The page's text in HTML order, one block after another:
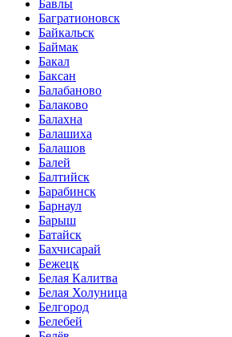
Бавлы
Багратионовск
Байкальск
Баймак
Бакал
Баксан
Балабаново
Балаково
Балахна
Балашиха
Балашов
Балей
Балтийск
Барабинск
Барнаул
Барыш
Батайск
Бахчисарай
Бежецк
Белая Калитва
Белая Холуница
Белгород
Белебей